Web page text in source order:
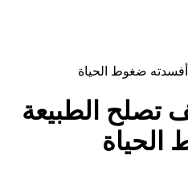
ضغوط الحياة
تصلح الطبيعة
الحياة